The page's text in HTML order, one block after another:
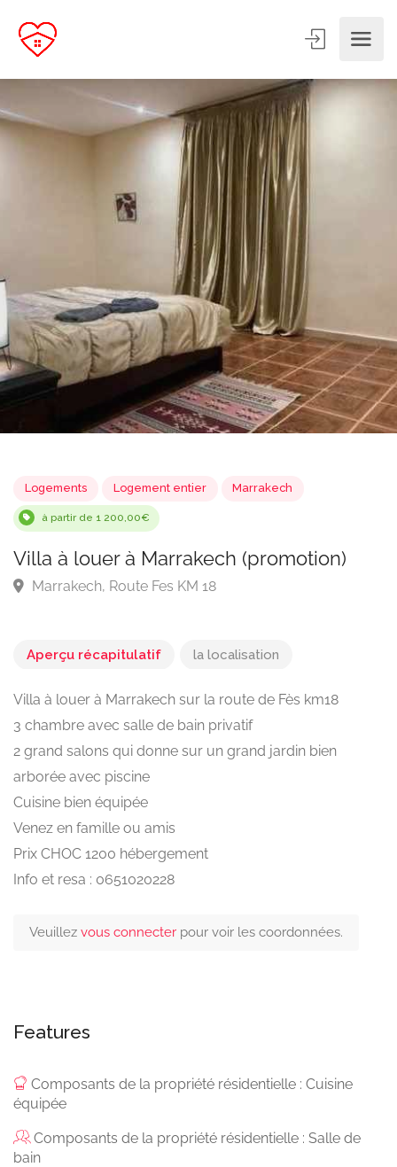
Logements Logement entier
à partir de 1 200,00€
Aperçu récapitulatif la localisation
Villa à louer à Marrakech sur la route de Fès km18
3 chambre avec salle de bain privatif
2 grand salons qui donne sur un grand jardin bien
arborée avec piscine
Cuisine bien équipée
Venez en famille ou amis
Prix CHOC 1200 hébergement
Info et resa : 0651020228
Veuillez vous connecter pour voir les coordonnées.
Features
Composants de la propriété résidentielle : Cuisine
équipée
Composants de la propriété résidentielle : Salle de
bain